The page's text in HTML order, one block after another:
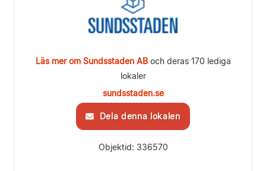
Läs mer om Sundsstaden ABoch deras 170 lediga
lokaler
sundsstaden.se
Dela denna lokalen
Objektid: 336570